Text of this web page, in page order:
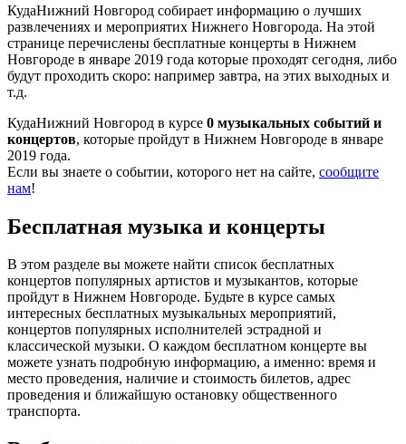
КудаНижний Новгород собирает информацию о лучших
развлечениях и мероприятих Нижнего Новгорода. На этой
странице перечислены бесплатные концерты в Нижнем
Новгороде в январе 2019 года которые проходят сегодня, либо
будут проходить скоро: например завтра, на этих выходных и
т.д.
КудаНижний Новгород в курсе 0 музыкальных событий и
концертов, которые пройдут в Нижнем Новгороде в январе
2019 года.
Если вы знаете о событии, которого нет на сайте, сообщите
нам!
Бесплатная музыка и концерты
В этом разделе вы можете найти список бесплатных
концертов популярных артистов и музыкантов, которые
пройдут в Нижнем Новгороде. Будьте в курсе самых
интересных бесплатных музыкальных мероприятий,
концертов популярных исполнителей эстрадной и
классической музыки. О каждом бесплатном концерте вы
можете узнать подробную информацию, а именно: время и
место проведения, наличие и стоимость билетов, адрес
проведения и ближайшую остановку общественного
транспорта.